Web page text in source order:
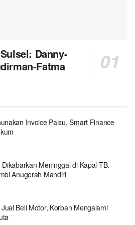
Danny-
Fatma
Invoice Palsu, Smart Finance
Meninggal di Kapal TB.
Anugerah Mandiri
Beli Motor, Korban Mengalami